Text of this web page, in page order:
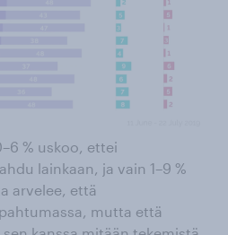
% uskoo, ettei
lainkaan, ja vain 1–9 %
arvelee, että
mutta että